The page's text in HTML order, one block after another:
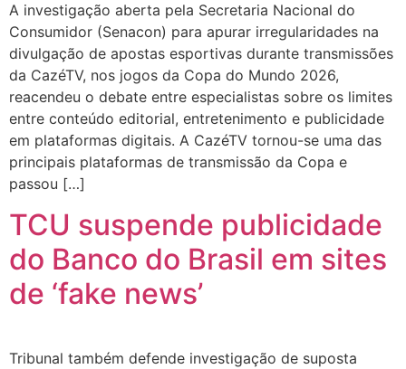
A investigação aberta pela Secretaria Nacional do
Consumidor (Senacon) para apurar irregularidades na
divulgação de apostas esportivas durante transmissões
da CazéTV, nos jogos da Copa do Mundo 2026,
reacendeu o debate entre especialistas sobre os limites
entre conteúdo editorial, entretenimento e publicidade
em plataformas digitais. A CazéTV tornou-se uma das
principais plataformas de transmissão da Copa e
passou […]
TCU suspende publicidade
do Banco do Brasil em sites
de ‘fake news’
Tribunal também defende investigação de suposta